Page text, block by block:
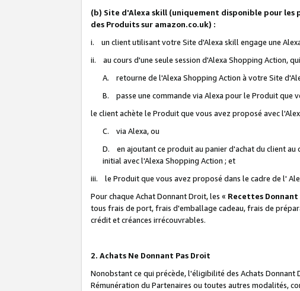
(b) Site d'Alexa skill (uniquement disponible pour
des Produits sur amazon.co.uk) :
i. un client utilisant votre Site d'Alexa skill engage une
ii. au cours d'une seule session d'Alexa Shopping Action,
A. retourne de l'Alexa Shopping Action à votre Site
B. passe une commande via Alexa pour le Produit que
le client achète le Produit que vous avez proposé avec
C. via Alexa, ou
D. en ajoutant ce produit au panier d'achat du client au
initial avec l'Alexa Shopping Action ; et
iii. le Produit que vous avez proposé dans le cadre de l'
Pour chaque Achat Donnant Droit, les « Recettes
tous frais de port, frais d'emballage cadeau, frais de
crédit et créances irrécouvrables.
2. Achats Ne Donnant Pas Droit
Nonobstant ce qui précède, l'éligibilité des Achats
Rémunération du Partenaires ou toutes autres modalités,